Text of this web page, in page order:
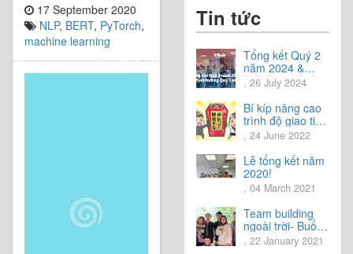
17 September 2020
NLP, BERT, PyTorch,
machine learning
Tin tức
Tổng kết Quý 2
năm 2024 &
Chia sẻ định
hướng Quý 3
năm 2024
, 26 July 2024
Bí kíp nâng cao
trình độ giao tiếp
tiếng Nhật.
, 24 June 2022
Lễ tổng kết năm
2020!
, 04 March 2021
Team building
ngoài trời- Buổi
trải nghiệm tuyệt
, 22 January 2021